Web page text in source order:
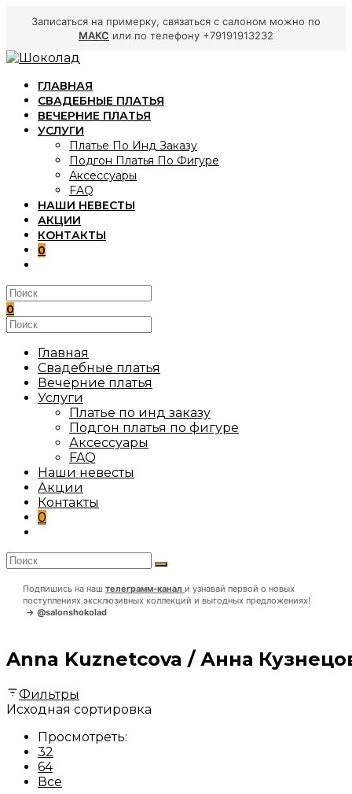
Записаться на примерку, связаться с салоном можно по
МАКС или по телефону +79191913232
Перейти
содержимому
ГЛАВНАЯ
СВАДЕБНЫЕ ПЛАТЬЯ
ВЕЧЕРНИЕ ПЛАТЬЯ
УСЛУГИ
Платье По Инд Заказу
Подгон Платья По Фигуре
Аксессуары
FAQ
НАШИ НЕВЕСТЫ
АКЦИИ
КОНТАКТЫ
0
ПО
ВЕБ-
САЙТУ
0
Поиск
на
сайтеГлавная
Свадебные платья
Вечерние платья
Услуги
Платье по инд заказу
Подгон платья по фигуре
Аксессуары
FAQ
Наши невесты
Акции
Контакты
0
по
сайту
Подпишись на наш телеграмм-канал и узнавай первой о новых
поступлениях эксклюзивных коллекций и выгодных предложениях!
→ @salonshokolad
Anna Kuznetcova / Анна
Фильтры
Исходная сортировка
Просмотреть:
32
64
Все